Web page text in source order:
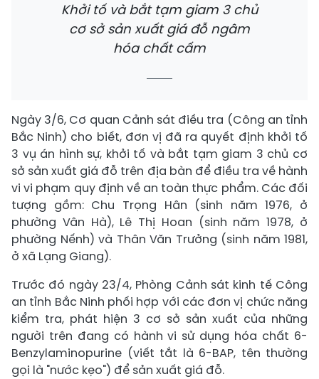
Khởi tố và bắt tạm giam 3 chủ
cơ sở sản xuất giá đỗ ngâm
hóa chất cấm
Ngày 3/6, Cơ quan Cảnh sát điều tra (Công an tỉnh
Bắc Ninh) cho biết, đơn vị đã ra quyết định khởi tố
3 vụ án hình sự, khởi tố và bắt tạm giam 3 chủ cơ
sở sản xuất giá đỗ trên địa bàn để điều tra về hành
vi vi phạm quy định về an toàn thực phẩm. Các đối
tượng gồm: Chu Trọng Hân (sinh năm 1976, ở
phường Vân Hà), Lê Thị Hoan (sinh năm 1978, ở
phường Nếnh) và Thân Văn Trưởng (sinh năm 1981,
ở xã Lạng Giang).
Trước đó ngày 23/4, Phòng Cảnh sát kinh tế Công
an tỉnh Bắc Ninh phối hợp với các đơn vị chức năng
kiểm tra, phát hiện 3 cơ sở sản xuất của những
người trên đang có hành vi sử dụng hóa chất 6-
Benzylaminopurine (viết tắt là 6-BAP, tên thường
gọi là "nước kẹo") để sản xuất giá đỗ.